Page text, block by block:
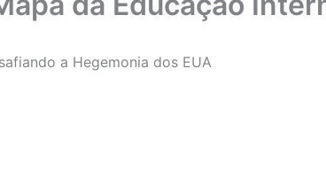
a Hegemonia dos EUA